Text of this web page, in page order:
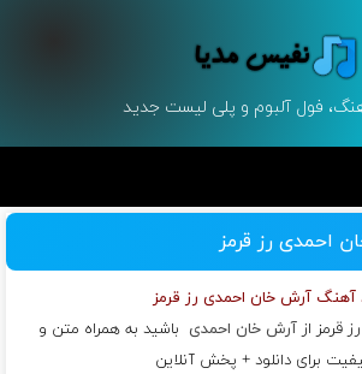
فول آلبوم و پلی لیست جدید
احمدی رز قرمز
آهنگ آرش خان احمدی رز قرمز
قرمز ازآرش خان احمدی باشید به همراه متن و
برای دانلود + پخش آنلاین